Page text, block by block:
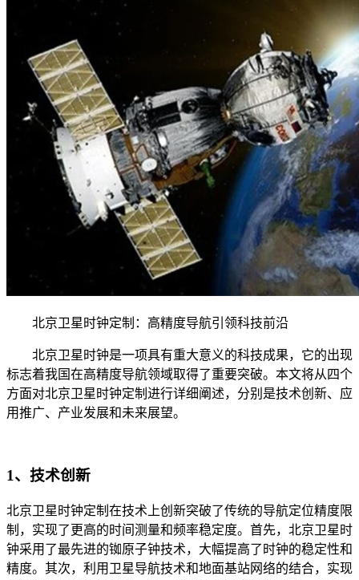
北京卫星时钟定制：高精度导航引领科技前沿
北京卫星时钟是一项具有重大意义的科技成果，它的出现
标志着我国在高精度导航领域取得了重要突破。本文将从四个
方面对北京卫星时钟定制进行详细阐述，分别是技术创新、应
用推广、产业发展和未来展望。
1、技术创新
北京卫星时钟定制在技术上创新突破了传统的导航定位精度限
制，实现了更高的时间测量和频率稳定度。首先，北京卫星时
钟采用了最先进的铷原子钟技术，大幅提高了时钟的稳定性和
精度。其次，利用卫星导航技术和地面基站网络的结合，实现